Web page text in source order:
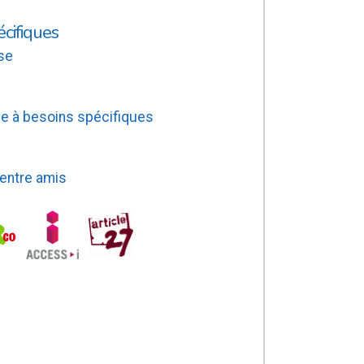
à besoins spécifiques
amis